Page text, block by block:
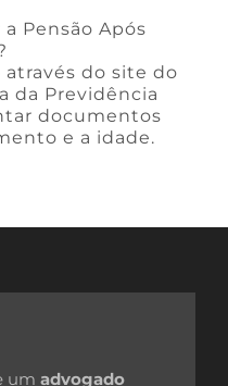
Pensão Após
do site do
da Previdência
documentos
e a idade.
um advogado